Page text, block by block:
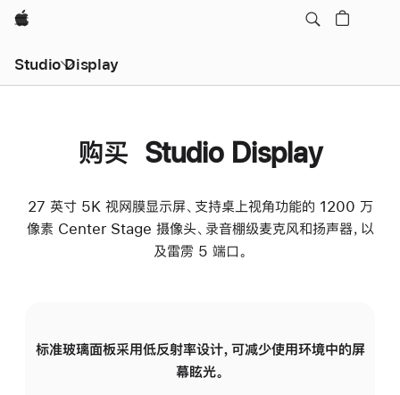
Apple
Studio Display
购买 Studio Display
27 英寸 5K 视网膜显示屏、支持桌上视角功能的 1200 万
像素 Center Stage 摄像头、录音棚级麦克风和扬声器，以
及雷雳 5 端口。
标准玻璃面板采用低反射率设计，可减少使用环境中的屏
幕眩光。